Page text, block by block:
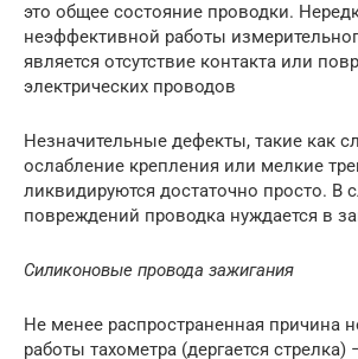
это общее состояние проводки.
неэффективной работы
является отсутствие контакта или
электрических проводов
Незначительные дефекты, такие как
ослабление крепления или мелкие
ликвидируются достаточно просто. В
повреждений проводка нуждается в
Силиконовые провода зажигания
Не менее распространенная причина
работы тахометра (дергается стрелка)